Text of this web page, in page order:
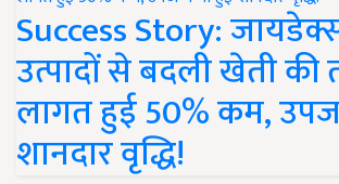
Success Story:
उत्पादों से बदली खेती की
लागत हुई 50% कम,
शानदार वृद्धि!